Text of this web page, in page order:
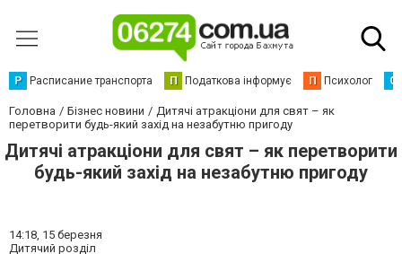
Р Расписание транспорта П Податкова інформує П Психолог С
Головна Бізнес новини
Дитячі атракціони для свят – як
перетворити будь-який захід на незабутню пригоду
Дитячі атракціони для свят – як перетворити
будь-який захід на незабутню пригоду
14:18, 15 березня
Дитячий розділ